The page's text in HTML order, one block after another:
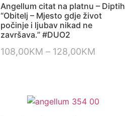
Angellum citat na platnu – Diptih
“Obitelj – Mjesto gdje život
počinje i ljubav nikad ne
završava.” #DUO2
108,00KM – 128,00KM